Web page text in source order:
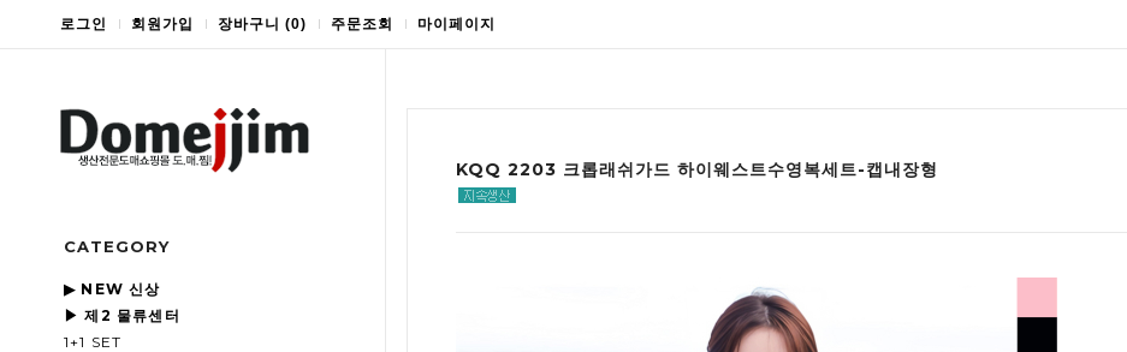
로그인 회원가입 장바구니 (0) 주문조회 마이페이지
CATEGORY
▶ NEW 신상
▶ 제2 물류센터
1+1 SET
KQQ 2203 크롭래쉬가드 하이웨스트수영복세트-캡내장형